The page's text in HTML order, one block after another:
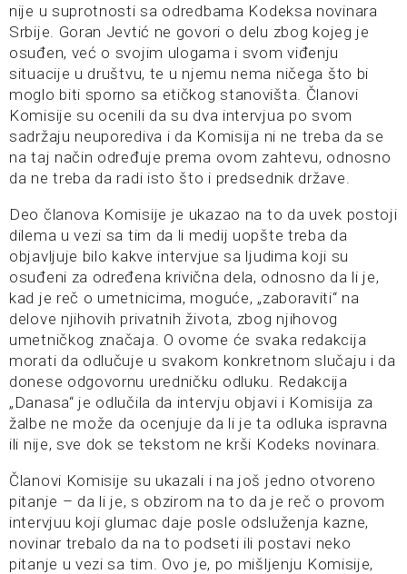
nije u suprotnosti sa odredbama Kodeksa novinara
Srbije. Goran Jevtić ne govori o delu zbog kojeg je
osuđen, već o svojim ulogama i svom viđenju
situacije u društvu, te u njemu nema ničega što bi
moglo biti sporno sa etičkog stanovišta. Članovi
Komisije su ocenili da su dva intervjua po svom
sadržaju neuporediva i da Komisija ni ne treba da se
na taj način određuje prema ovom zahtevu, odnosno
da ne treba da radi isto što i predsednik države.
Deo članova Komisije je ukazao na to da uvek postoji
dilema u vezi sa tim da li medij uopšte treba da
objavljuje bilo kakve intervjue sa ljudima koji su
osuđeni za određena krivična dela, odnosno da li je,
kad je reč o umetnicima, moguće, „zaboraviti“ na
delove njihovih privatnih života, zbog njihovog
umetničkog značaja. O ovome će svaka redakcija
morati da odlučuje u svakom konkretnom slučaju i da
donese odgovornu uredničku odluku. Redakcija
„Danasa“ je odlučila da intervju objavi i Komisija za
žalbe ne može da ocenjuje da li je ta odluka ispravna
ili nije, sve dok se tekstom ne krši Kodeks novinara.
Članovi Komisije su ukazali i na još jedno otvoreno
pitanje – da li je, s obzirom na to da je reč o provom
intervjuu koji glumac daje posle odsluženja kazne,
novinar trebalo da na to podseti ili postavi neko
pitanje u vezi sa tim. Ovo je, po mišljenju Komisije,